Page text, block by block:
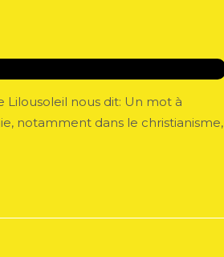
Lilousoleil nous dit: Un mot à
notamment dans le christianisme,